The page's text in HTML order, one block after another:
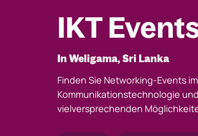
IKT
In Weligama, Sri Lanka
Finden Sie Networking-Events
Kommunikationstechnologie
vielversprechenden